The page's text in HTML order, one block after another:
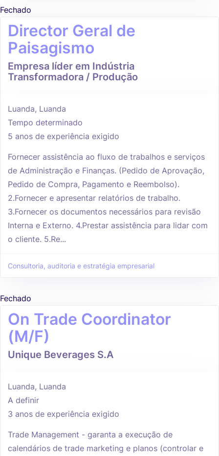
Fechado
Director Geral de
Paisagismo
Empresa líder em Indústria
Transformadora / Produção
Luanda, Luanda
Tempo determinado
5 anos de experiência exigido
Fornecer assistência ao fluxo de trabalhos e serviços
de Administração e Finanças. (Pedido de Aprovação,
Pedido de Compra, Pagamento e Reembolso).
2.Fornecer e apresentar relatórios de trabalho.
3.Fornecer os documentos necessários para revisão
Interna e Externo. 4.Prestar assistência para lidar com
o cliente. 5.Re...
Consultoria, auditoria e estratégia empresarial
Fechado
On Trade Coordinator
(M/F)
Unique Beverages S.A
Luanda, Luanda
A definir
3 anos de experiência exigido
Trade Management - garanta a execução de
calendários de trade marketing e planos (controlar e